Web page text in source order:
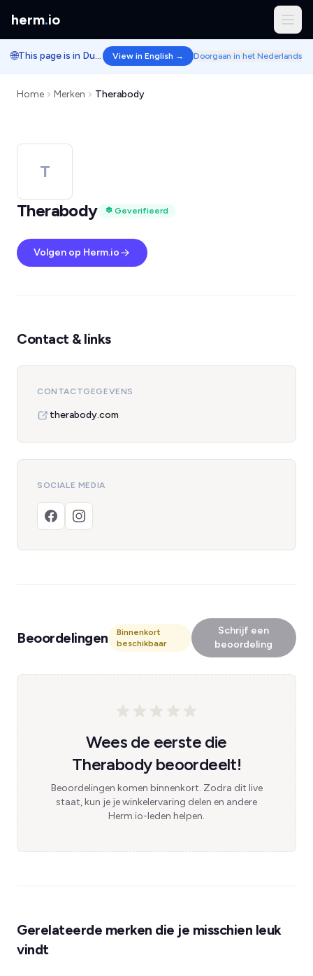
herm.io
🌐 This page is in Dutch. View in English → Doorgaan in het Nederlands
Home Merken Therabody
T
Therabody
Geverifieerd
Volgen op Herm.io
Contact & links
CONTACTGEGEVENS
therabody.com
SOCIALE MEDIA
Beoordelingen
Binnenkort
beschikbaar
Schrijf een
beoordeling
Wees de eerste die
Therabody beoordeelt!
Beoordelingen komen binnenkort. Zodra dit live
staat, kun je je winkelervaring delen en andere
Herm.io-leden helpen.
Gerelateerde merken die je misschien leuk
vindt